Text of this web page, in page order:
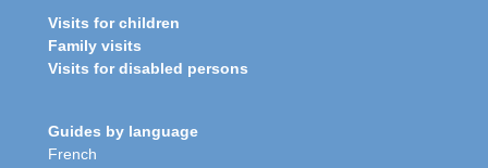
Visits for children
Family visits
Visits for disabled persons
Guides by language
French